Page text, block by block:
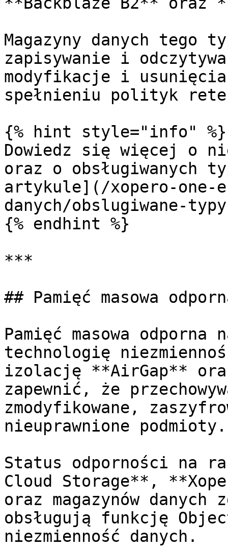
Magazyny danych tego
zapisywanie i
modyfikacje i
spełnieniu polityk
{% hint style="info" %}
Dowiedz się więcej o
oraz o obsługiwanych
artykule](/xopero-one-
danych/obslugiwane-
{% endhint %}
***
## Pamięć masowa
Pamięć masowa odporna
technologię
izolację **AirGap**
zapewnić, że
zmodyfikowane,
nieuprawnione podmioty.
Status odporności na
Cloud Storage**,
oraz magazynów
obsługują funkcję
niezmienność danych.